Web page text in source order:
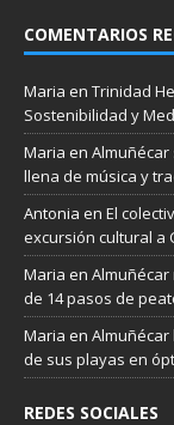
COMENTARIOS
Maria en Trinidad
Sostenibilidad y
Maria en
llena de música y
Antonia en El
excursión cultural a
Maria en
de 14 pasos de
Maria en Almuñécar
de sus playas en
REDES SOCIALES